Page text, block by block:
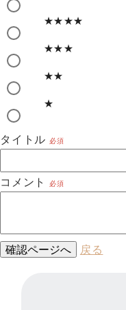
★★★★
★★★
★★
★
タイトル 必須
コメント 必須
確認ページへ 戻る